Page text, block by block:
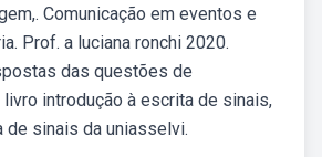
Comunicação em eventos e
Prof. a luciana ronchi 2020.
das questões de
introdução à escrita de sinais,
de sinais da uniasselvi.